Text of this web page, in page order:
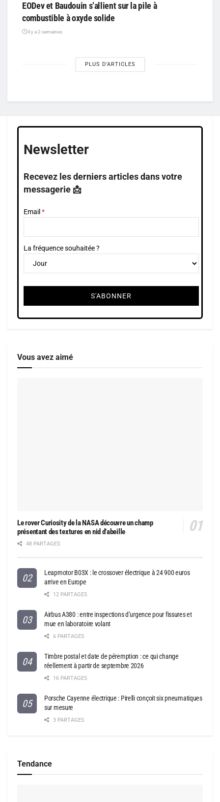
EODev et Baudouin s’allient sur la pile à
combustible à oxyde solide
il y a 2 semaines
PLUS D'ARTICLES
Newsletter
Recevez les derniers articles dans votre
messagerie 📩
Email
La fréquence souhaitée ?
Vous avez aimé
Le rover Curiosity de la NASA découvre un champ
présentant des textures en nid d’abeille
48 PARTAGES
Leapmotor B03X : le crossover électrique à 24 900 euros
arrive en Europe
12 PARTAGES
Airbus A380 : entre inspections d’urgence pour fissures et
mue en laboratoire volant
6 PARTAGES
Timbre postal et date de péremption : ce qui change
réellement à partir de septembre 2026
16 PARTAGES
Porsche Cayenne électrique : Pirelli conçoit six pneumatiques
sur mesure
3 PARTAGES
Tendance